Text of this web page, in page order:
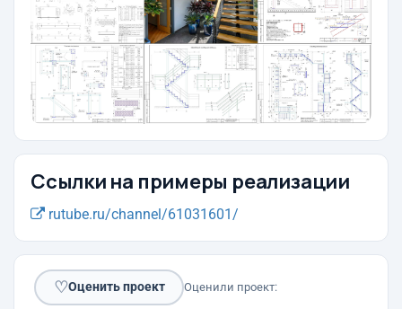
Ссылки на примеры реализации
rutube.ru/channel/61031601/
♡Оценить проект Оценили проект: